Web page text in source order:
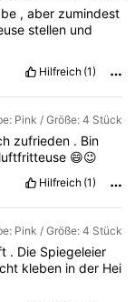
, aber zumindest
stellen und
Hilfreich (1)
Pink / Größe: 4 Stück
zufrieden . Bin
luftfritteuse 😄😉
Hilfreich (1)
Pink / Größe: 4 Stück
. Die Spiegeleier
kleben inder Hei